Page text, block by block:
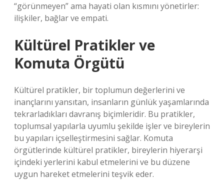
“görünmeyen” ama hayati olan kısmını yönetirler:
ilişkiler, bağlar ve empati.
Kültürel Pratikler ve
Komuta Örgütü
Kültürel pratikler, bir toplumun değerlerini ve
inançlarını yansıtan, insanların günlük yaşamlarında
tekrarladıkları davranış biçimleridir. Bu pratikler,
toplumsal yapılarla uyumlu şekilde işler ve bireylerin
bu yapıları içselleştirmesini sağlar. Komuta
örgütlerinde kültürel pratikler, bireylerin hiyerarşi
içindeki yerlerini kabul etmelerini ve bu düzene
uygun hareket etmelerini teşvik eder.